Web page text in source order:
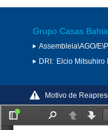
Grupo Casas Bahia
Assembleia\AGO/
DRI: Elcio Mitsuhiro
Motivo de